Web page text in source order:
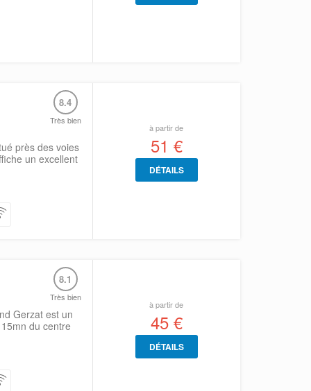
8.4
Très bien
près des voies
un excellent
à partir de
51 €
DÉTAILS
8.1
Très bien
Gerzat est un
du centre
à partir de
45 €
DÉTAILS